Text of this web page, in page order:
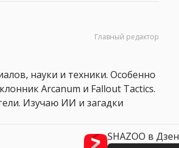
Главный редактор
науки и техники. Особенно
Arcanum и Fallout Tactics.
Изучаю ИИ и загадки
SHAZOO в Дзен